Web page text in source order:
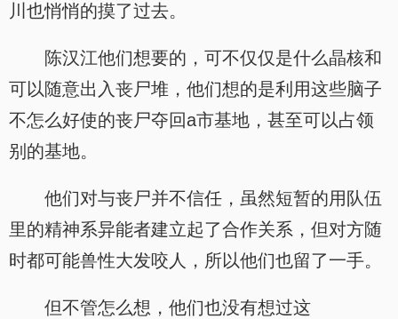
川也悄悄的摸了过去。
陈汉江他们想要的，可不仅仅是什么晶核和
可以随意出入丧尸堆，他们想的是利用这些脑子
不怎么好使的丧尸夺回a市基地，甚至可以占领
别的基地。
他们对与丧尸并不信任，虽然短暂的用队伍
里的精神系异能者建立起了合作关系，但对方随
时都可能兽性大发咬人，所以他们也留了一手。
但不管怎么想，他们也没有想过这